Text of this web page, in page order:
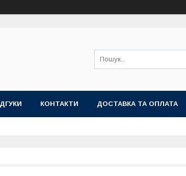
КОНТАКТИ ДОСТАВКА ТА ОПЛАТА